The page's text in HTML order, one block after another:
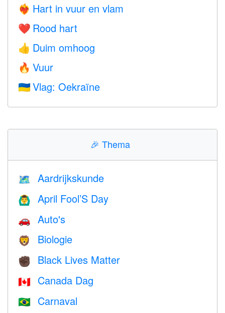
❤️‍🔥 Hart in vuur en vlam
❤️ Rood hart
👍 Duim omhoog
🔥 Vuur
🇺🇦 Vlag: Oekraïne
🎉 Thema
🗺 Aardrijkskunde
🙆‍♂️ April Fool’S Day
🚗 Auto's
🦁 Biologie
✊🏿 Black Lives Matter
🇨🇦 Canada Dag
🇧🇷 Carnaval